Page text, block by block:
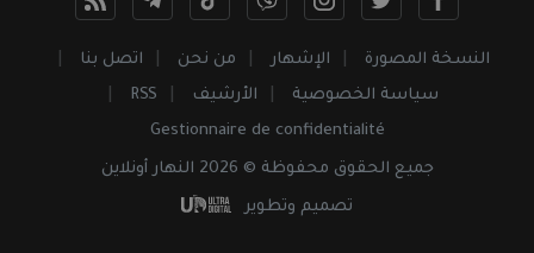
النسخة المصورة الإشهار من نحن
اتصل بنا
سياسة الخصوصية
الأرشيف
RSS
Gestionnaire de confidentialité
جميع الحقوق محفوظة © 2026 النهار أونلاين
تصميم وتطوير